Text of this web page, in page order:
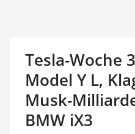
Tesla-Woche
Model Y L,
Musk-
BMW iX3